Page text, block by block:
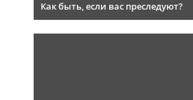
Как быть, если вас преследуют?